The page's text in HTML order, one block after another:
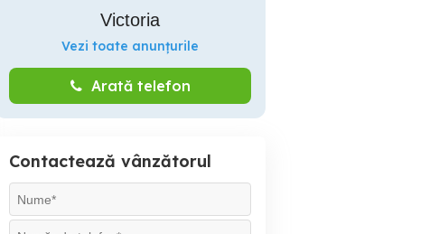
Victoria
Vezi toate anunțurile
Arată telefon
Contactează vânzătorul